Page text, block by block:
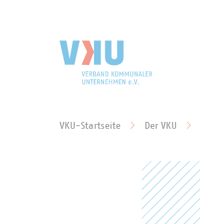
VKU-Startseite Der VKU